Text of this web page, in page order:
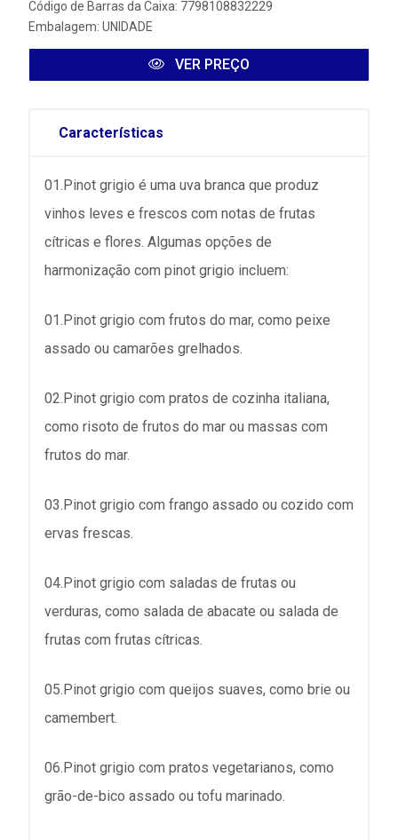
Código de Barras da Caixa: 7798108832229
Embalagem: UNIDADE
VER PREÇO
Características
01.Pinot grigio é uma uva branca que produz
vinhos leves e frescos com notas de frutas
cítricas e flores. Algumas opções de
harmonização com pinot grigio incluem:
01.Pinot grigio com frutos do mar, como peixe
assado ou camarões grelhados.
02.Pinot grigio com pratos de cozinha italiana,
como risoto de frutos do mar ou massas com
frutos do mar.
03.Pinot grigio com frango assado ou cozido com
ervas frescas.
04.Pinot grigio com saladas de frutas ou
verduras, como salada de abacate ou salada de
frutas com frutas cítricas.
05.Pinot grigio com queijos suaves, como brie ou
camembert.
06.Pinot grigio com pratos vegetarianos, como
grão-de-bico assado ou tofu marinado.